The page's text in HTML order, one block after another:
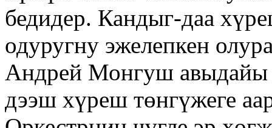
бедидер. Кандыг-даа
одуругну эжелепкен
Андрей Монгуш
дээш хүреш төнгүжеге